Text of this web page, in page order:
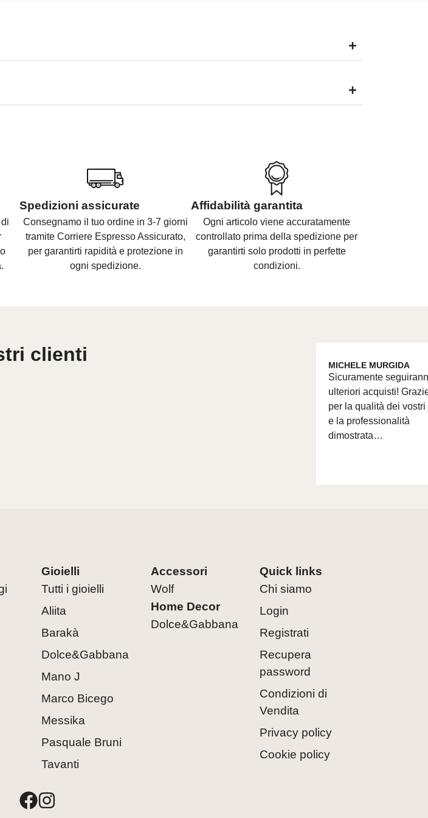
Spedizioni assicurate
Consegnamo il tuo ordine in 3-7 giorni
tramite Corriere Espresso Assicurato,
per garantirti rapidità e protezione in
ogni spedizione.
Affidabilità garantita
Ogni articolo viene accuratamente
controllato prima della spedizione per
garantirti solo prodotti in perfette
condizioni.
clienti MICHELE MURGIDA
Sicuramente
ulteriori acquisti!
per la qualità dei vostri
e la professionalità
dimostrata…
Gioielli
Tutti i gioielli
Aliita
Barakà
Dolce&Gabbana
Mano J
Marco Bicego
Messika
Pasquale Bruni
Tavanti
Accessori
Wolf
Home Decor
Dolce&Gabbana
Quick links
Chi siamo
Login
Registrati
Recupera
password
Condizioni di
Vendita
Privacy policy
Cookie policy